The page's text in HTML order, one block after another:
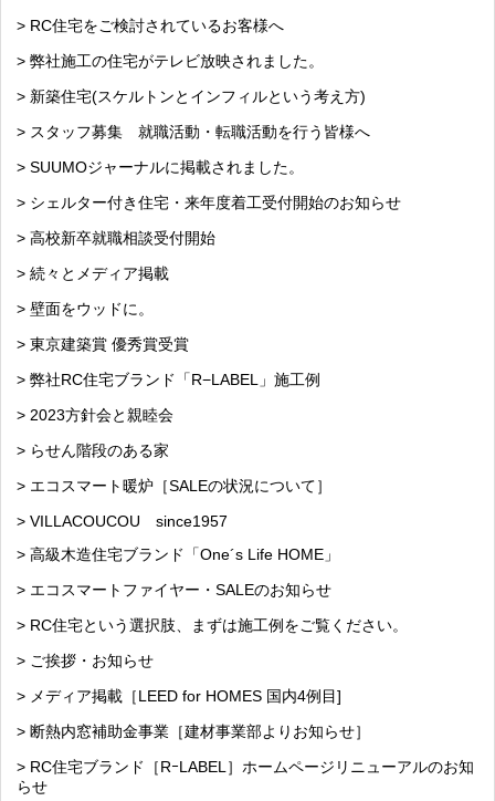
> RC住宅をご検討されているお客様へ
> 弊社施工の住宅がテレビ放映されました。
> 新築住宅(スケルトンとインフィルという考え方)
> スタッフ募集 就職活動・転職活動を行う皆様へ
> SUUMOジャーナルに掲載されました。
> シェルター付き住宅・来年度着工受付開始のお知らせ
> 高校新卒就職相談受付開始
> 続々とメディア掲載
> 壁面をウッドに。
> 東京建築賞 優秀賞受賞
> 弊社RC住宅ブランド「R−LABEL」施工例
> 2023方針会と親睦会
> らせん階段のある家
> エコスマート暖炉［SALEの状況について］
> VILLACOUCOU since1957
> 高級木造住宅ブランド「One´s Life HOME」
> エコスマートファイヤー・SALEのお知らせ
> RC住宅という選択肢、まずは施工例をご覧ください。
> ご挨拶・お知らせ
> メディア掲載［LEED for HOMES 国内4例目]
> 断熱内窓補助金事業［建材事業部よりお知らせ］
> RC住宅ブランド［RｰLABEL］ホームページリニューアルのお知
らせ